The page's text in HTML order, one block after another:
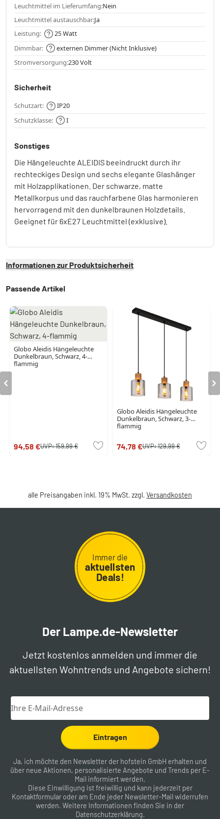
Leuchtmittel im Lieferumfang:Nein
Leuchtmittel austauschbar:Ja
Leistung:
25 Watt
Dimmbar:
externen Dimmer (Nicht Inklusive)
Stromversorgung:230 Volt
Sicherheit
Schutzart:
IP20
Schutzklasse:
I
Sonstiges
Die Hängeleuchte ALEIDIS beeindruckt durch ihr
rechteckiges Design und sechs elegante Glashänger
mit Holzapplikationen. Der schwarze, matte
Metallkorpus und das rauchfarbene Glas harmonieren
hervorragend mit den dunkelbraunen Holzdetails.
Geeignet für 6xE27 Leuchtmittel (exklusive).
Informationen zur Produktsicherheit
Passende Artikel
Globo Aleidis Hängeleuchte
Dunkelbraun, Schwarz, 4-
flammig
94,58 €UVP:159,99 €
Globo Aleidis Hängeleuchte
Dunkelbraun, Schwarz, 3-
flammig
74,78 €UVP:129,99 €
alle Preisangaben inkl. 19% MwSt. zzgl. Versandkosten
Immer die
aktuellsten
Deals!
Der Lampe.de-Newsletter
Jetzt kostenlos anmelden und immer die
aktuellsten Wohntrends und Angebote sichern!
Eintragen
Ja, ich möchte den Newsletter der hofstein GmbH erhalten und
über neue Aktionen, personalisierte Angebote und Trends per E-
Mail informiert werden.
Diese Einwilligung ist freiwillig und kann jederzeit per
Kontaktformular oder am Ende jeder Newsletter-Mail widerrufen
werden. Weitere Informationen finden Sie in der
Datenschutzerklärung.